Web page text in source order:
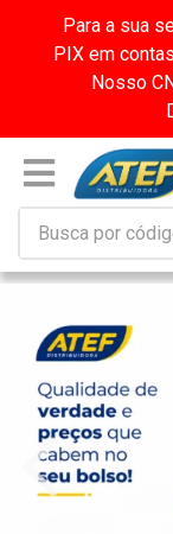
Para a sua
PIX em
Nosso